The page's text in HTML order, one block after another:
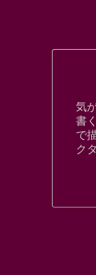
気
書
で
ク